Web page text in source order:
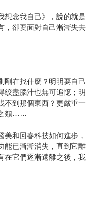
想念我自己》，說的就是
，卻要面對自己漸漸失去
剛在找什麼？明明要自己
絞盡腦汁也無可追憶；明
不到那個東西？更嚴重一
之類……
和回春科技如何進步，
能已漸漸消失，直到它離
在它們逐漸遠離之後，我